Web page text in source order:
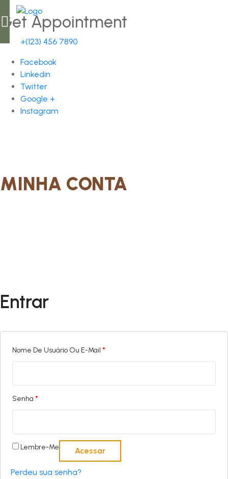
Get Appointment
+(123) 456 7890
Facebook
Linkedin
Twitter
Google +
Instagram
MINHA CONTA
Entrar
Nome De Usuário Ou E-Mail *
Senha *
Lembre-Me Acessar
Perdeu sua senha?